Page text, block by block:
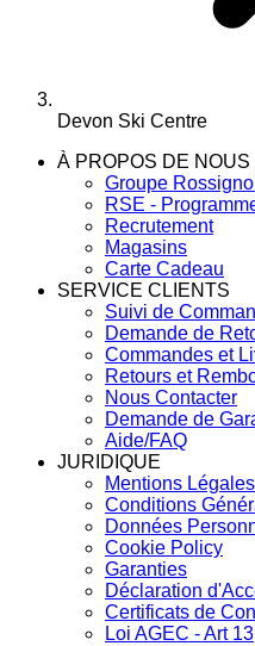
Devon Ski Centre
À PROPOS DE NOUS
Groupe Rossignol
RSE -
Recrutement
Magasins
Carte Cadeau
SERVICE CLIENTS
Suivi de
Demande de
Commandes et
Retours et
Nous Contacter
Demande de
Aide/FAQ
JURIDIQUE
Mentions Légales
Conditions
Données
Cookie Policy
Garanties
Déclaration
Certificats de
Loi AGEC - Art 13